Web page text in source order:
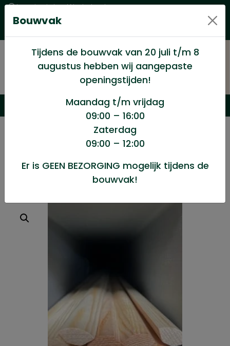
Levering in heel Nederland
Goede kwaliteitsproducten met een eerlijke prijs
Plintjes,kastplanken e.d.
Kwart rond 14 mm grenen L=270
Kwart rond 14 mm grenen L=270
Bouwvak
Tijdens de bouwvak van 20 juli t/m 8
augustus hebben wij aangepaste
openingstijden!
Maandag t/m vrijdag
09:00 – 16:00
Zaterdag
09:00 – 12:00
Er is GEEN BEZORGING mogelijk tijdens de
bouwvak!